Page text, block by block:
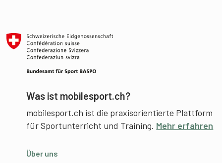
Was ist mobilesport.ch?
mobilesport.ch ist die praxisorientierte Plattform
für Sportunterricht und Training. Mehr erfahren
Über uns